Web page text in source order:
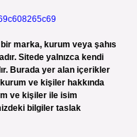
marka, kurum veya şahıs
Sitede yalnızca kendi
Burada yer alan içerikler
ve kişiler hakkında
ve kişiler ile isim
bilgiler taslak